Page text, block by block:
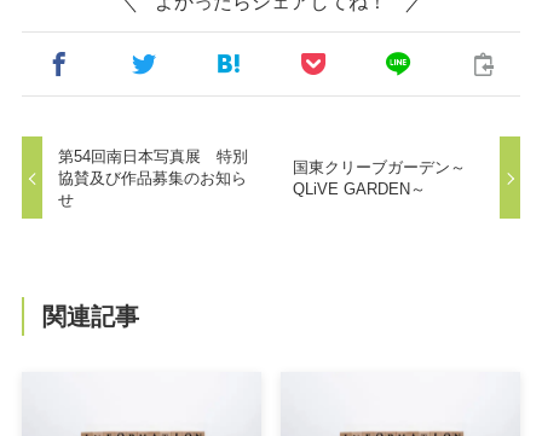
第54回南日本写真展 特別
協賛及び作品募集のお知ら
せ
国東クリーブガーデン～
QLiVE GARDEN～
関連記事